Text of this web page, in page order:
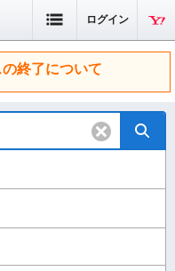
ログイン
終了について